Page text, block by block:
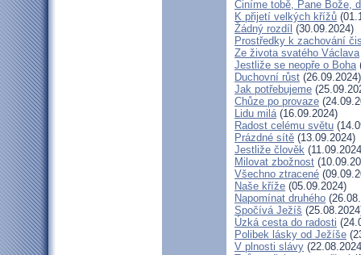
Činíme tobě, Pane Bože,
K přijetí velkých křížů
Žádný rozdíl (30.09.2024)
Prostředky k zachování
Ze života svatého Václava
Jestliže se neopře o Boha
Duchovní růst (26.09.2024)
Jak potřebujeme
Chůze po provaze
Lidu milá(16.09.2024)
Radost celému světu
Prázdné sítě (13.09.2024)
Jestliže člověk
Milovat zbožnost
Všechno ztracené
Naše kříže (05.09.2024)
Napomínat druhého
Spočívá Ježíš
Úzká cesta do radosti
Polibek lásky od Ježíše
V plnosti slávy